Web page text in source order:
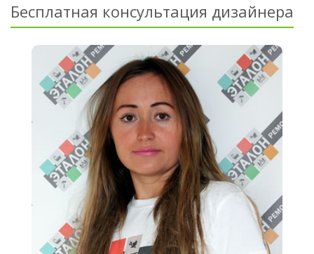
Бесплатная консультация дизайнера